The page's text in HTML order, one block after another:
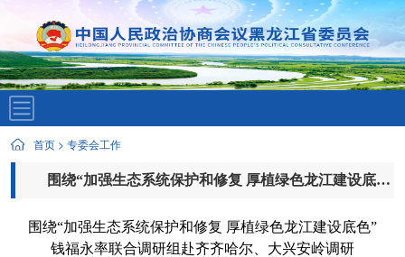
首页 > 专委会工作
围绕“加强生态系统保护和修复 厚植绿色龙江建设底色”
钱福永率联合调研组赴齐齐哈尔、大兴安岭调研
围绕“加强生态系统保护和修复 厚植绿色龙江建设底色”
钱福永率联合调研组赴齐齐哈尔、大兴安岭调研